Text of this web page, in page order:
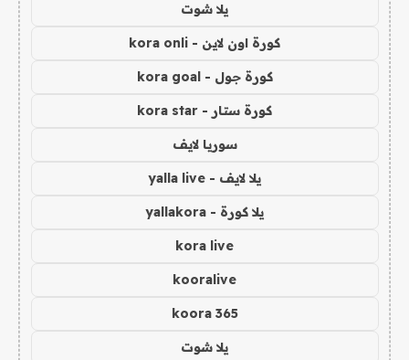
يلا شوت
كورة اون لاين - kora onli
كورة جول - kora goal
كورة ستار - kora star
سوريا لايف
يلا لايف - yalla live
يلا كورة - yallakora
kora live
kooralive
koora 365
يلا شوت